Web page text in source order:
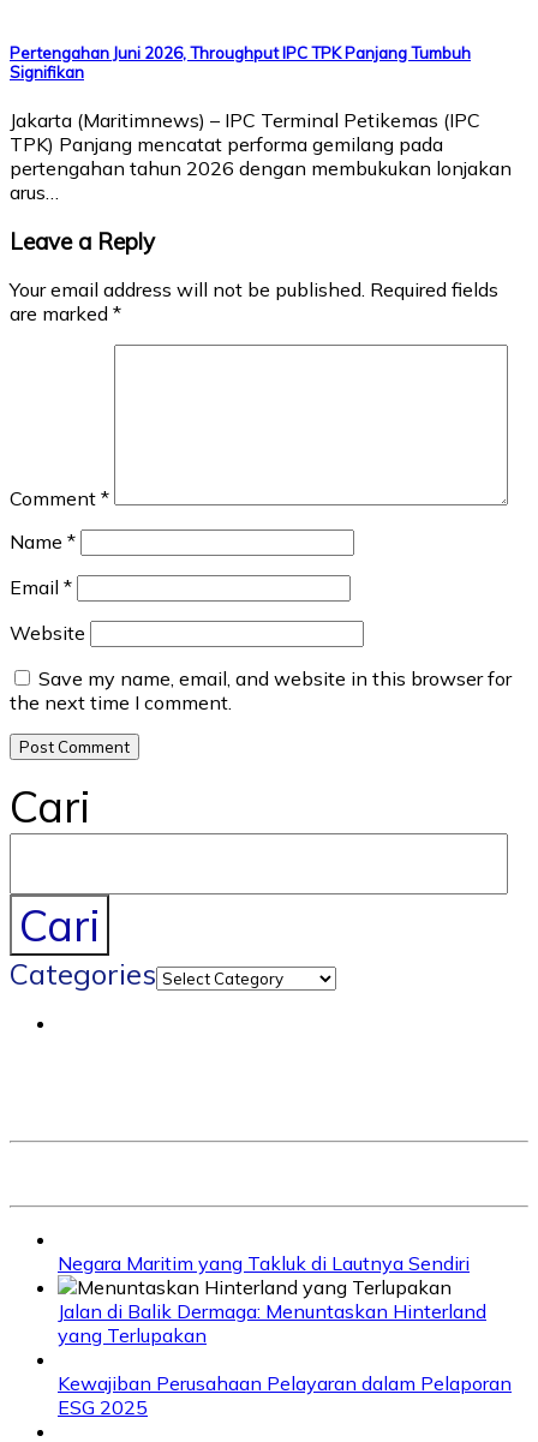
Pertengahan Juni 2026, Throughput IPC TPK Panjang Tumbuh
Signifikan
Jakarta (Maritimnews) – IPC Terminal Petikemas (IPC
TPK) Panjang mencatat performa gemilang pada
pertengahan tahun 2026 dengan membukukan lonjakan
arus…
Leave a Reply
Your email address will not be published. Required fields
are marked *
Comment *
Name *
Email *
Website
Save my name, email, and website in this browser for
the next time I comment.
Cari
Cari
Categories
Negara Maritim yang Takluk di Lautnya Sendiri
Jalan di Balik Dermaga: Menuntaskan Hinterland
yang Terlupakan
Kewajiban Perusahaan Pelayaran dalam Pelaporan
ESG 2025